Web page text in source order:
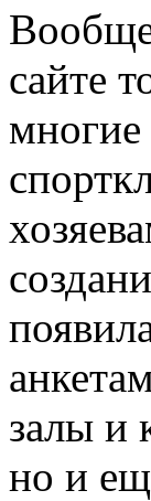
сайте
залы и
но и